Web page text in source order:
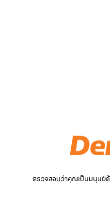
ตรวจสอบว่าคุณเป็นมนุษย์ด้